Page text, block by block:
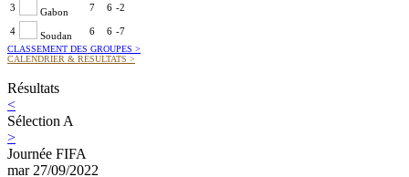
3 Gabon 7 6 -2
4 Soudan 6 6 -7
CLASSEMENT DES GROUPES >
CALENDRIER & RÉSULTATS >
Résultats
<
Sélection A
>
Journée FIFA
mar 27/09/2022